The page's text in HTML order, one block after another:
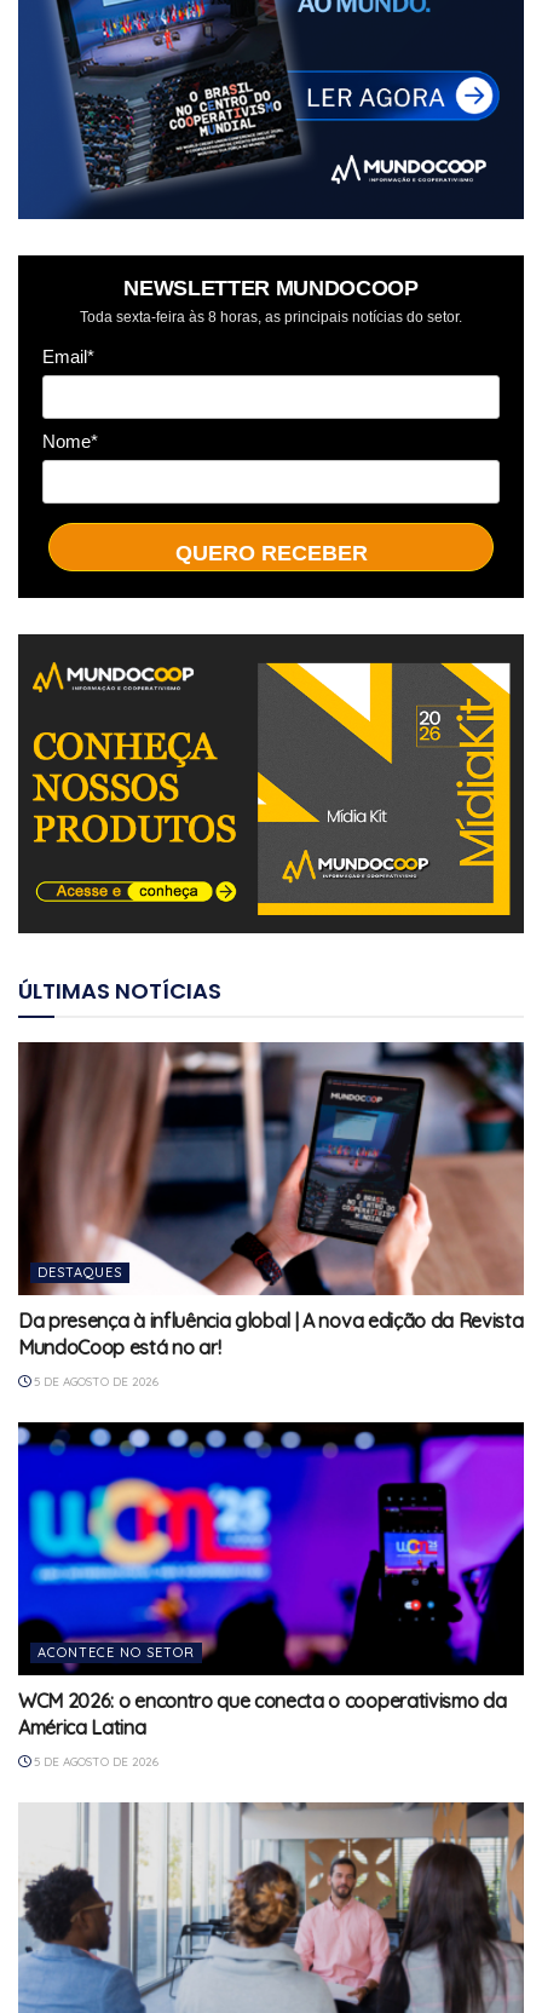
NEWSLETTER MUNDOCOOP
Toda sexta-feira às 8 horas, as principais notícias do setor.
Email*
Nome*
QUERO RECEBER
ÚLTIMAS NOTÍCIAS
DESTAQUES
Da presença à influência global | A nova edição da Revista
MundoCoop está no ar!
5 DE AGOSTO DE 2026
ACONTECE NO SETOR
WCM 2026: o encontro que conecta o cooperativismo da
América Latina
5 DE AGOSTO DE 2026